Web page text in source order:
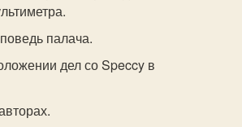
палача.
дел со Speccy в